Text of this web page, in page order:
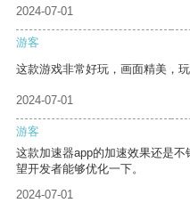
2024-07-01
游客
这款游戏非常好玩，画面精美，玩
2024-07-01
游客
这款加速器app的加速效果还是
望开发者能够优化一下。
2024-07-01